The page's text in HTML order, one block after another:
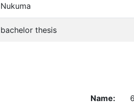
Nukuma
bachelor thesis
Name: